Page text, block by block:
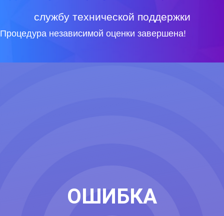
службу технической поддержки
Процедура независимой оценки завершена!
ОШИБКА